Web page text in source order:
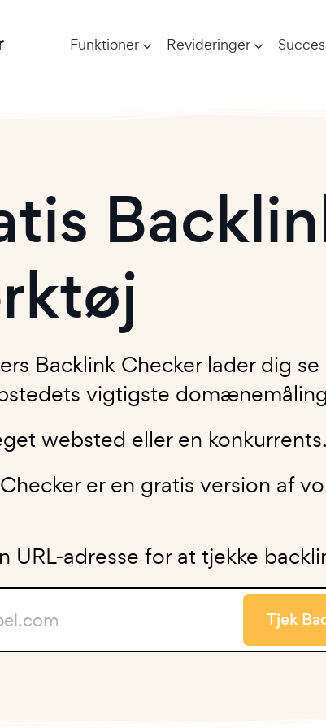
Funktioner Revideringer
Backlink Checker lader dig
vigtigste
websted eller en
er en gratis version af
URL-adresse for at tjekke
Tjek